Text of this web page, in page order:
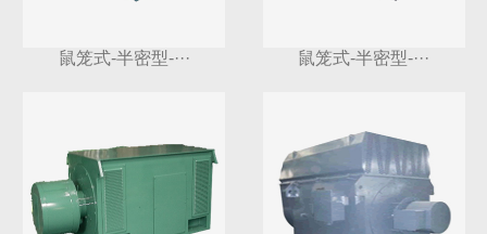
鼠笼式-半密型-··· 鼠笼式-半密型-···